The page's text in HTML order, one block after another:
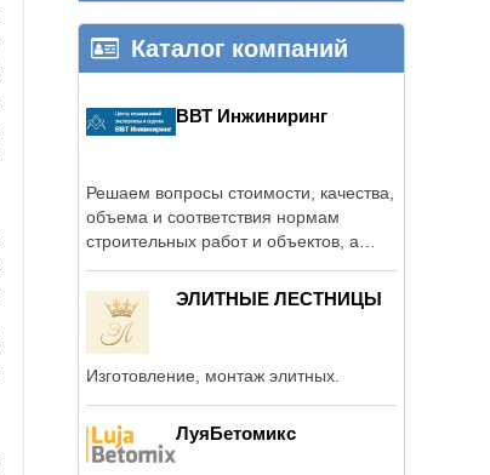
Каталог компаний
ВВТ Инжиниринг
Решаем вопросы стоимости, качества,
объема и соответствия нормам
строительных работ и объектов, а
ЭЛИТНЫЕ ЛЕСТНИЦЫ
Изготовление, монтаж элитных.
ЛуяБетомикс